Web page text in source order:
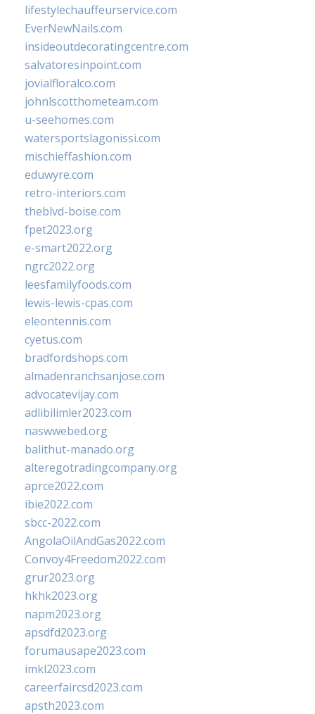
lifestylechauffeurservice.com
EverNewNails.com
insideoutdecoratingcentre.com
salvatoresinpoint.com
jovialfloralco.com
johnlscotthometeam.com
u-seehomes.com
watersportslagonissi.com
mischieffashion.com
eduwyre.com
retro-interiors.com
theblvd-boise.com
fpet2023.org
e-smart2022.org
ngrc2022.org
leesfamilyfoods.com
lewis-lewis-cpas.com
eleontennis.com
cyetus.com
bradfordshops.com
almadenranchsanjose.com
advocatevijay.com
adlibilimler2023.com
naswwebed.org
balithut-manado.org
alteregotradingcompany.org
aprce2022.com
ibie2022.com
sbcc-2022.com
AngolaOilAndGas2022.com
Convoy4Freedom2022.com
grur2023.org
hkhk2023.org
napm2023.org
apsdfd2023.org
forumausape2023.com
imkl2023.com
careerfaircsd2023.com
apsth2023.com